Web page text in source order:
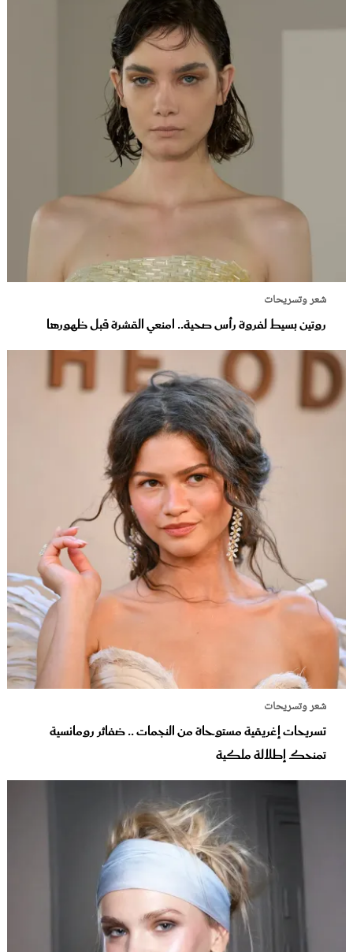
شعر وتسريحات
روتين بسيط لفروة رأس صحية.. امنعي القشرة قبل ظهورها
شعر وتسريحات
تسريحات إغريقية مستوحاة من النجمات .. ضفائر رومانسية
تمنحك إطلالة ملكية